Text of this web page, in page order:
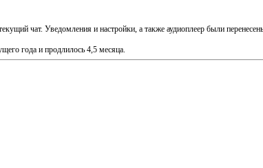
чат. Уведомления и настройки, а также аудиоплеер были
года и продлилось 4,5 месяца.